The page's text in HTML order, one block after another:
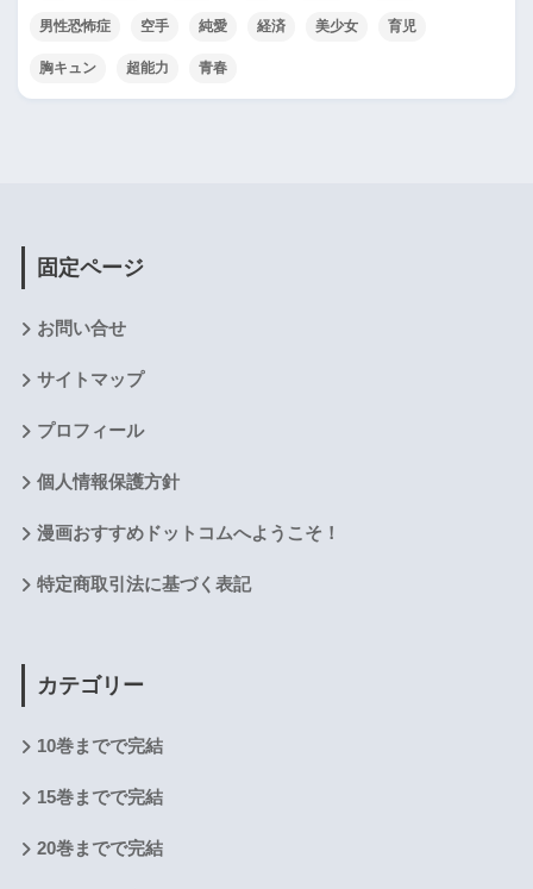
男性恐怖症 空手 純愛 経済 美少女 育児
胸キュン 超能力 青春
固定ページ
お問い合せ
サイトマップ
プロフィール
個人情報保護方針
漫画おすすめドットコムへようこそ！
特定商取引法に基づく表記
カテゴリー
10巻までで完結
15巻までで完結
20巻までで完結